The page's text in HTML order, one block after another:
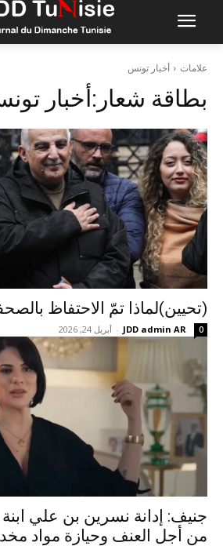
علامات أخبار تونس
بطاقة شعار:أخبار
(تحيين)لماذا تمّ الاحتفاظ
JDD admin AR
- أبريل 24, 2026 0
جنيف: إدانة نسرين بن علي
من أجل العنف وحيازة مواد